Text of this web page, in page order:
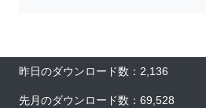
昨日のダウンロード数：2,136
先月のダウンロード数：69,528